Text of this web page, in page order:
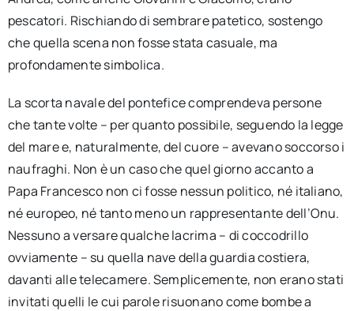
pescatori. Rischiando di sembrare patetico, sostengo
che quella scena non fosse stata casuale, ma
profondamente simbolica.
La scorta navale del pontefice comprendeva persone
che tante volte – per quanto possibile, seguendo la legge
del mare e, naturalmente, del cuore – avevano soccorso i
naufraghi. Non è un caso che quel giorno accanto a
Papa Francesco non ci fosse nessun politico, né italiano,
né europeo, né tanto meno un rappresentante dell’Onu.
Nessuno a versare qualche lacrima – di coccodrillo
ovviamente – su quella nave della guardia costiera,
davanti alle telecamere. Semplicemente, non erano stati
invitati quelli le cui parole risuonano come bombe a